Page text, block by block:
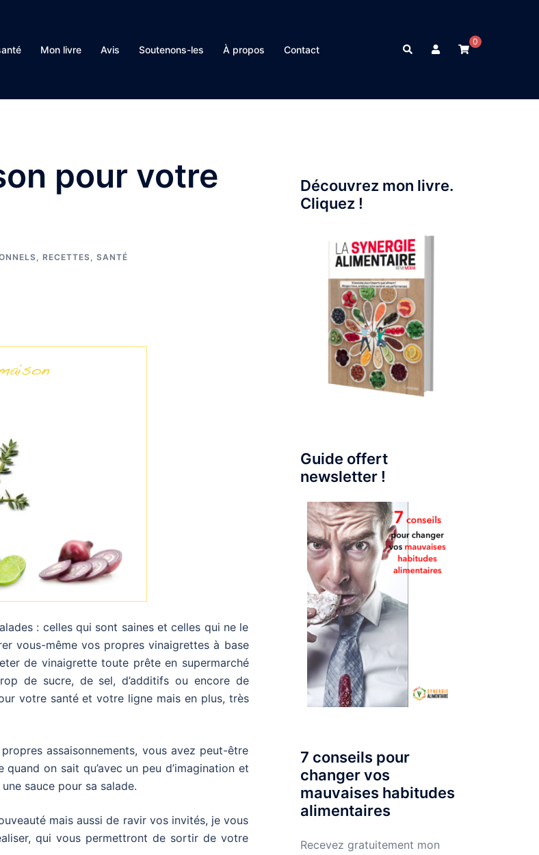
Mon livre Avis Soutenons-les À propos Contact Rechercher
0
pour votre
, RECETTES, SANTÉ
: celles qui sont saines et celles qui ne le
vous-même vos propres vinaigrettes à base
de vinaigrette toute prête en supermarché
de sucre, de sel, d’additifs ou encore de
votre santé et votre ligne mais en plus, très
assaisonnements, vous avez peut-être
on sait qu’avec un peu d’imagination et
sauce pour sa salade.
mais aussi de ravir vos invités, je vous
qui vous permettront de sortir de votre
Découvrez mon livre.
Cliquez !
Guide offert
newsletter !
7 conseils pour
changer vos
mauvaises habitudes
alimentaires
Recevez gratuitement mon